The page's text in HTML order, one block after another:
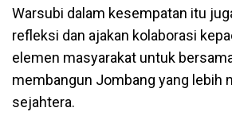
Warsubi dalam kesempatan itu
refleksi dan ajakan kolaborasi
elemen masyarakat untuk
membangun Jombang yang lebih
sejahtera.